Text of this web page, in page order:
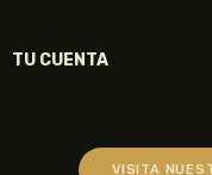
TU CUENTA
VISITA